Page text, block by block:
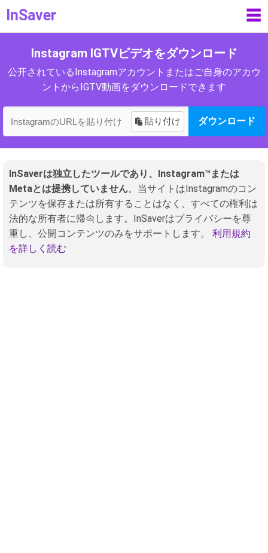
InSaver ☰
Instagram IGTVビデオをダウンロード
公开されているInstagramアカウントまたはご自身のアカウ
ントからIGTV動画をダウンロードできます
貼り付け ダウンロード
InSaverは独立したツールであり、Instagram™または
Metaとは提携していません。当サイトはInstagramのコン
テンツを保存または所有することはなく、すべての権利は
法的な所有者に帰속します。InSaverはプライバシーを尊
重し、公開コンテンツのみをサポートします。 利用規約
を詳しく読む